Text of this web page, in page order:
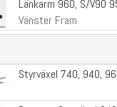
Länkarm 960, S/V90
Vänster Fram
Styrväxel 740, 940,